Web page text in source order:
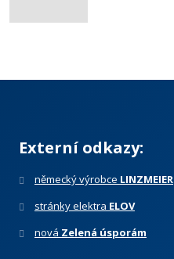
Externí odkazy:
německý výrobce LINZMEIER
stránky elektra ELOV
nová Zelená úsporám